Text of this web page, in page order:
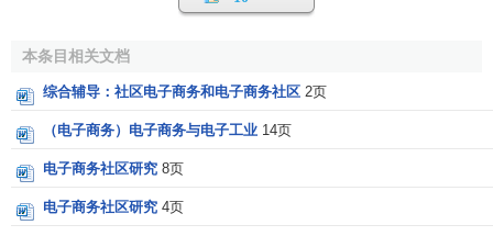
的浏览体验上升到购物需求具有一定的偶然性。
2.导购信息碎片化
社区用户有粘性，买家有购物诉求，期望通过社区资
讯、评测、口碑等作为购物决策，但现状是购物诉求没有一
个专业的互动场所，同时分享者（不限于
决策
本条目相关文档
综合辅导：社区电子商务和电子商务社区 2页
（电子商务）电子商务与电子工业 14页
电子商务社区研究 8页
电子商务社区研究 4页